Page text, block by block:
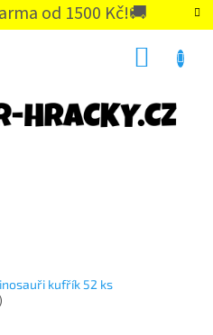
od 1500 Kč!🚚
kufřík 52 ks